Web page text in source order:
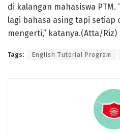
di kalangan mahasiswa
lagi bahasa asing tapi setiap
mengerti,” katanya.(Atta/Riz)
Tags: English Tutorial Program